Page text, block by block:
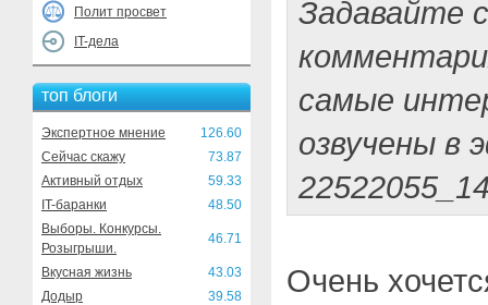
Полит просвет
IT-дела
топ блоги
Экспертное мнение
126.60
Сейчас скажу
73.87
Активный отдых
59.33
IT-баранки
48.50
Выборы. Конкурсы.
Розыгрыши.
46.71
Вкусная жизнь
43.03
Додыр
39.58
Задавайте
самые
озвучены в
Очень